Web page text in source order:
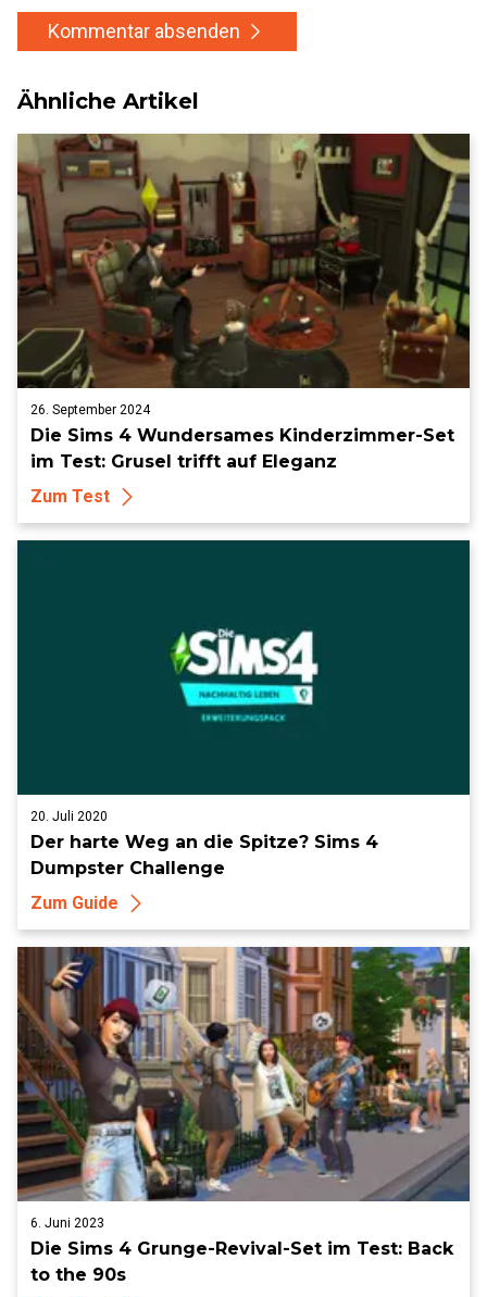
Kommentar absenden
Ähnliche Artikel
26. September 2024
Die Sims 4 Wundersames Kinderzimmer-Set
im Test: Grusel trifft auf Eleganz
Zum Test
20. Juli 2020
Der harte Weg an die Spitze? Sims 4
Dumpster Challenge
Zum Guide
6. Juni 2023
Die Sims 4 Grunge-Revival-Set im Test: Back
to the 90s